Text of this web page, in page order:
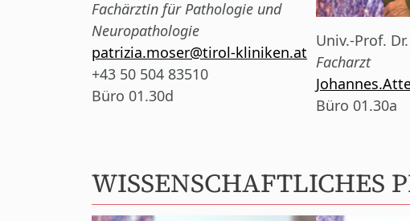
Fachärztin für Pathologie und
Neuropathologie
patrizia.moser@tirol-kliniken.at
+43 50 504 83510
Büro 01.30d
Univ.-Prof.
Facharzt
Büro 01.30a
WISSENSCHAFTLICHES